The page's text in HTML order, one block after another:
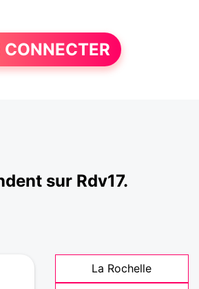
CONNECTER
sur Rdv17.
La Rochelle